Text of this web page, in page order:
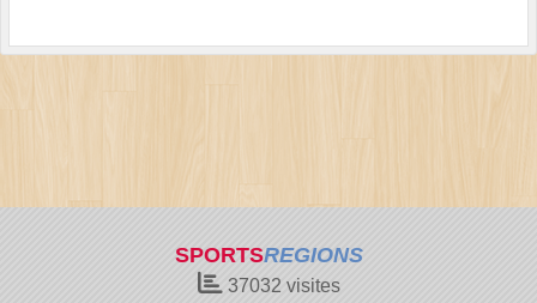
SPORTSREGIONS
37032 visites